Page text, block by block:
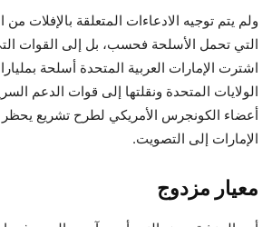
ولم يتم توجيه الادعاءات المتعلقة بالإفلات
التي تحمل الأسلحة فحسب، بل إلى القوات
اشترت الإمارات العربية المتحدة أسلحة
الولايات المتحدة ونقلتها إلى قوات الدعم
أعضاء الكونجرس الأمريكي لطرح تشريع يحظر
الإمارات إلى التصويت.
معيار مزدوج